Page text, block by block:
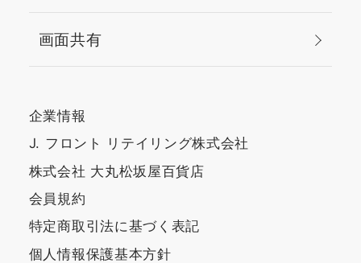
画面共有
企業情報
J. フロント リテイリング株式会社
株式会社 大丸松坂屋百貨店
会員規約
特定商取引法に基づく表記
個人情報保護基本方針